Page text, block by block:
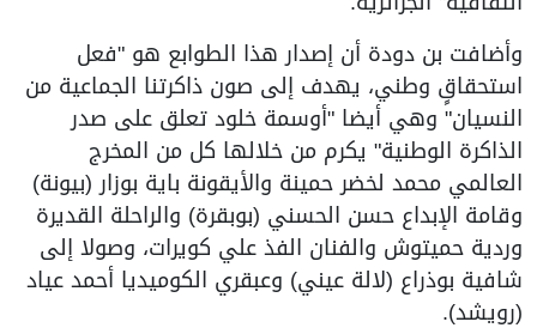
وأضافت بن دودة أن إصدار هذا الطوابع هو "فعل
استحقاقٍ وطني، يهدف إلى صون ذاكرتنا الجماعية من
النسيان" وهي أيضا "أوسمة خلود تعلق على صدر
الذاكرة الوطنية" يكرم من خلالها كل من المخرج
العالمي محمد لخضر حمينة والأيقونة باية بوزار (بيونة)
وقامة الإبداع حسن الحسني (بوبقرة) والراحلة القديرة
وردية حميتوش والفنان الفذ علي كويرات، وصولا إلى
شافية بوذراع (لالة عيني) وعبقري الكوميديا أحمد عياد
(رويشد).